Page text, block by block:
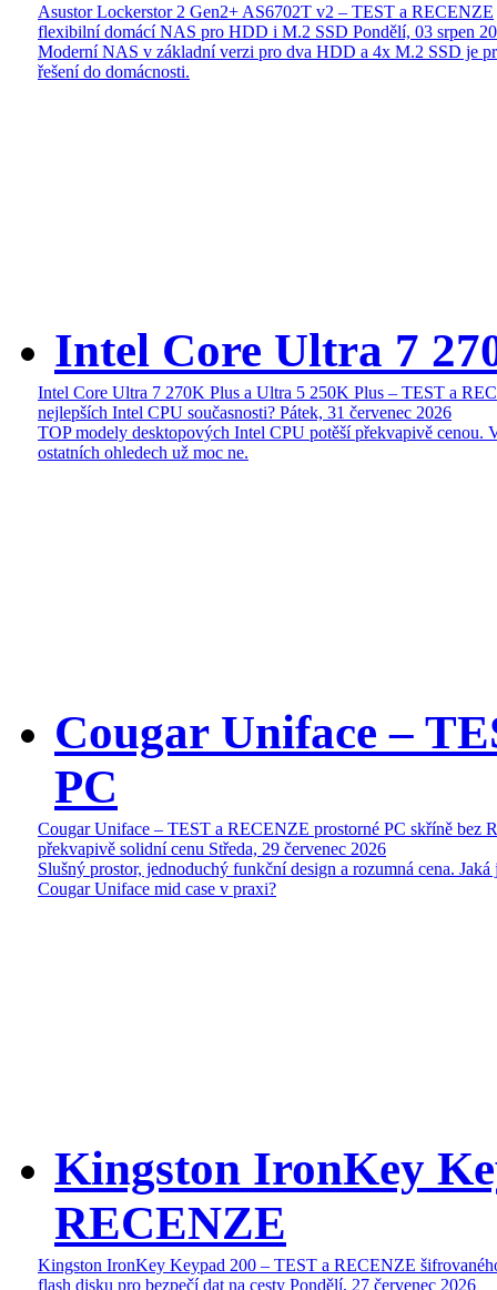
Asustor Lockerstor 2 Gen2+ AS6702T v2 – TEST a RECENZE
flexibilní domácí NAS pro HDD i M.2 SSD Pondělí, 03 srpen
Moderní NAS v základní verzi pro dva HDD a 4x M.2 SSD je
řešení do domácnosti.
Intel Core Ultra 7
Intel Core Ultra 7 270K Plus a Ultra 5 250K Plus – TEST a
nejlepších Intel CPU současnosti? Pátek, 31 červenec 2026
TOP modely desktopových Intel CPU potěší překvapivě cenou.
ostatních ohledech už moc ne.
Cougar Uniface –
PC
Cougar Uniface – TEST a RECENZE prostorné PC skříně bez
překvapivě solidní cenu Středa, 29 červenec 2026
Slušný prostor, jednoduchý funkční design a rozumná cena. Jaká
Cougar Uniface mid case v praxi?
Kingston IronKey
RECENZE
Kingston IronKey Keypad 200 – TEST a RECENZE
flash disku pro bezpečí dat na cesty Pondělí, 27 červenec 2026